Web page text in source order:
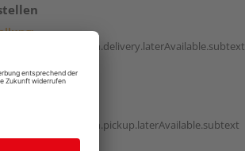
abholen